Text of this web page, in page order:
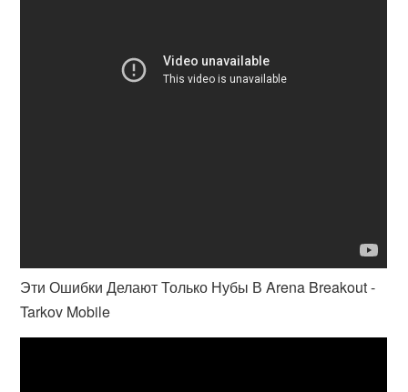
Эти Ошибки Делают Только Нубы В Arena Breakout -
Tarkov Mobile